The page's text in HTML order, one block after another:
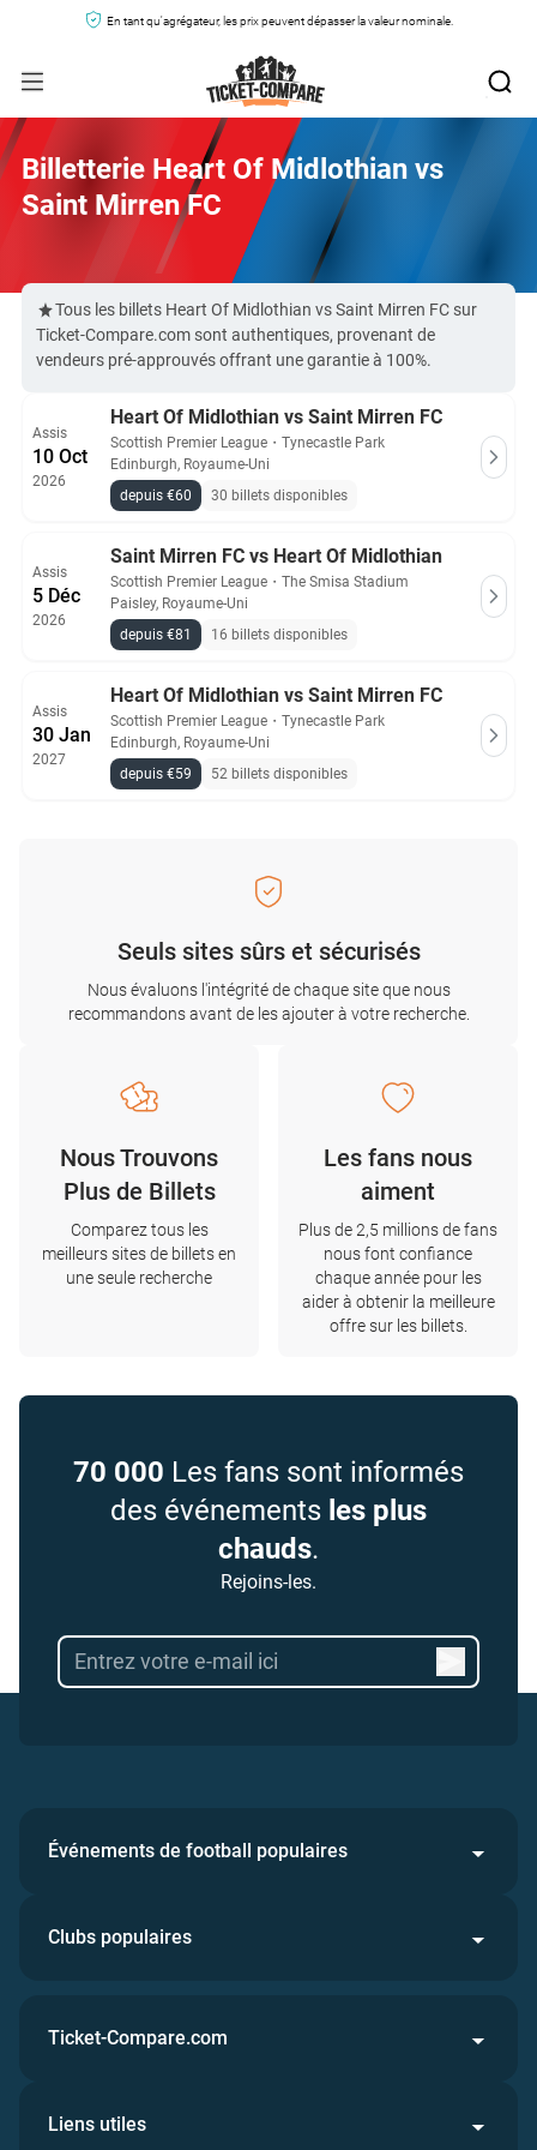
En tant qu'agrégateur, les prix peuvent dépasser la valeur nominale.
Billetterie Heart Of Midlothian vs
Saint Mirren FC
Tous les billets Heart Of Midlothian vs Saint Mirren FC sur
Ticket-Compare.com sont authentiques, provenant de
vendeurs pré-approuvés offrant une garantie à 100%.
Assis
10 Oct
2026
Heart Of Midlothian vs Saint Mirren FC
Scottish Premier League ・ Tynecastle Park
Edinburgh, Royaume-Uni
depuis €60
30 billets disponibles
Assis
5 Déc
2026
Saint Mirren FC vs Heart Of Midlothian
Scottish Premier League ・ The Smisa Stadium
Paisley, Royaume-Uni
depuis €81
16 billets disponibles
Assis
30 Jan
2027
Heart Of Midlothian vs Saint Mirren FC
Scottish Premier League ・ Tynecastle Park
Edinburgh, Royaume-Uni
depuis €59
52 billets disponibles
Seuls sites sûrs et sécurisés
Nous évaluons l'intégrité de chaque site que nous
recommandons avant de les ajouter à votre recherche.
Nous Trouvons
Plus de Billets
Comparez tous les
meilleurs sites de billets en
une seule recherche
Les fans nous
aiment
Plus de 2,5 millions de fans
nous font confiance
chaque année pour les
aider à obtenir la meilleure
offre sur les billets.
70 000 Les fans sont informés
des événements les plus
chauds.
Rejoins-les.
Événements de football populaires
Clubs populaires
Ticket-Compare.com
Liens utiles